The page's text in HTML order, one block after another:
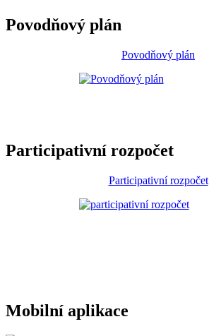
Povodňový plán
Povodňový plán
Participativní rozpočet
Participativní rozpočet
Mobilní aplikace